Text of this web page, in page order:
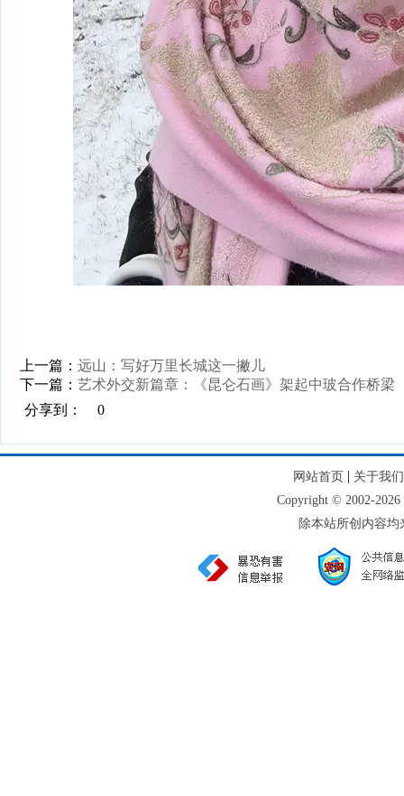
上一篇： 远山：写好万里长城这一撇儿
下一篇： 艺术外交新篇章：《昆仑石画》架起中玻合作桥梁
分享到：
0
网站首页| 关于我们
Copyright © 2002-
除本站所创内容